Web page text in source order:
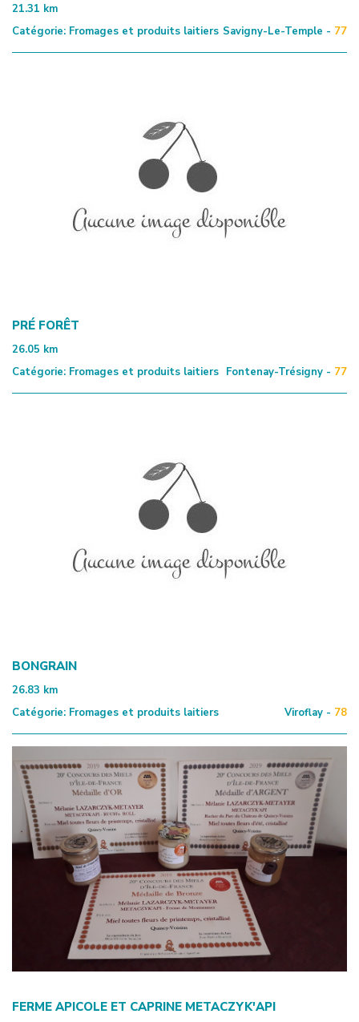
21.31 km
Catégorie: Fromages et produits laitiers Savigny-Le-Temple - 77
PRÉ FORÊT
26.05 km
Catégorie: Fromages et produits laitiers Fontenay-Trésigny - 77
BONGRAIN
26.83 km
Catégorie: Fromages et produits laitiers Viroflay - 78
FERME APICOLE ET CAPRINE METACZYK'API